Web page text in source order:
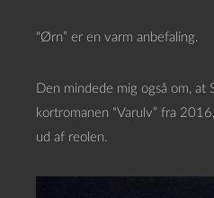
“Ørn” er en varm anbefaling.
Den mindede mig også om, at
kortromanen “Varulv” fra
ud af reolen.